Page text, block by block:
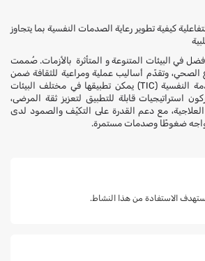
كيفية تطوير رعاية الصدمات النفسية بما يتجاوز
في البيئات المتنوعة و المتأثرة بالأزمات. صُممت
الصحي، وتقدّم أساليب عملية ومراعية للثقافة ضمن
إطار الرعاية المراعية للصدمة النفسية (TIC) يمكن تطبيقها في مختلف البيئات
استراتيجيات قابلة للتطبيق لتعزيز ثقة المرضى،
العلاجية، مع دعم القدرة على التكيّف والصمود لدى
تواجه ضغوطًا وصدمات مستمرة.
الاستفادة من هذا النشاط.